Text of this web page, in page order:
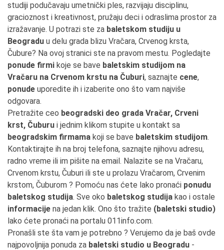
studiji podučavaju umetnički ples, razvijaju disciplinu,
gracioznost i kreativnost, pružaju deci i odraslima prostor za
izražavanje. U potrazi ste za baletskom studiju u
Beogradu u delu grada blizu Vračara, Crvenog krsta,
Čubure? Na ovoj stranici ste na pravom mestu. Pogledajte
ponude firmi koje se bave baletskim studijom na
Vračaru na Crvenom krstu na Čuburi, saznajte cene,
ponude uporedite ih i izaberite ono što vam najviše
odgovara.
Pretražite ceo beogradski deo grada Vračar, Crveni
krst, Čuburu i jednim klikom stupite u kontakt sa
beogradskim firmama koji se bave baletskim studijom.
Kontaktirajte ih na broj telefona, saznajte njihovu adresu,
radno vreme ili im pišite na email. Nalazite se na Vračaru,
Crvenom krstu, Čuburi ili ste u prolazu Vračarom, Crvenim
krstom, Čuburom ? Pomoću nas ćete lako pronaći ponudu
baletskog studija. Sve oko baletskog studija kao i ostale
informacije na jedan klik. Ono što tražite (baletski studio)
lako ćete pronaći na portalu 011info.com.
Pronašli ste šta vam je potrebno ? Verujemo da je baš ovde
najpovoljnija ponuda za baletski studio u Beogradu -